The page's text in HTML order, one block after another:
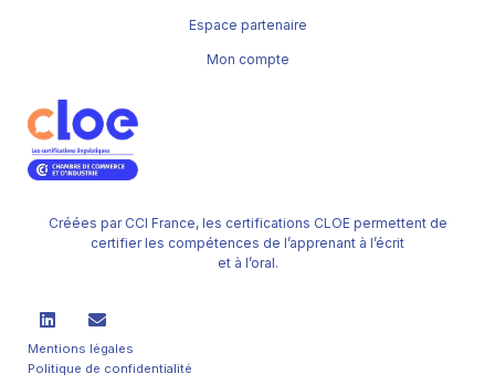
Créées par CCI France, les certifications CLOE permettent de
certifier les compétences de l’apprenant à l’écrit
et à l’oral.
Mentions légales
Politique de confidentialité
Espace partenaire
Mon compte